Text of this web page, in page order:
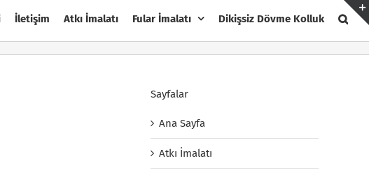
İletişim Atkı İmalatı Fular İmalatı Dikişsiz Dövme Kolluk
Sayfalar
Ana Sayfa
Atkı İmalatı